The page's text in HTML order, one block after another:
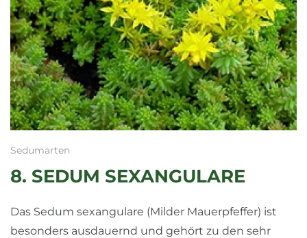
Sedumarten
8. SEDUM SEXANGULARE
Das Sedum sexangulare (Milder Mauerpfeffer) ist
besonders ausdauernd und gehört zu den sehr